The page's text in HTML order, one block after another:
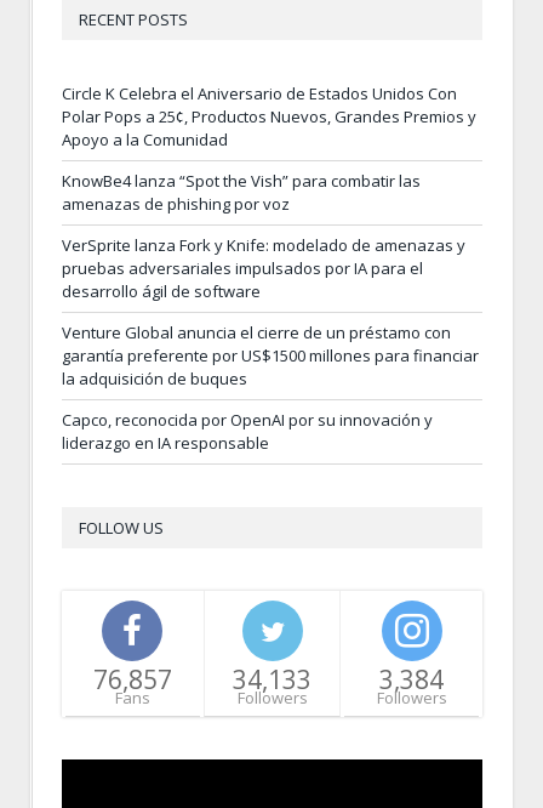
RECENT POSTS
Circle K Celebra el Aniversario de Estados Unidos Con
Polar Pops a 25¢, Productos Nuevos, Grandes Premios y
Apoyo a la Comunidad
KnowBe4 lanza “Spot the Vish” para combatir las
amenazas de phishing por voz
VerSprite lanza Fork y Knife: modelado de amenazas y
pruebas adversariales impulsados por IA para el
desarrollo ágil de software
Venture Global anuncia el cierre de un préstamo con
garantía preferente por US$1500 millones para financiar
la adquisición de buques
Capco, reconocida por OpenAI por su innovación y
liderazgo en IA responsable
FOLLOW US
76,857
Fans
34,133
Followers
3,384
Followers